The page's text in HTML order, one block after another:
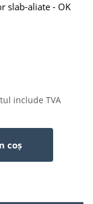
slab-aliate - OK
include TVA
coș